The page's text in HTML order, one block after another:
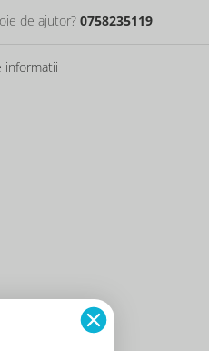
de ajutor? 0758235119
informatii